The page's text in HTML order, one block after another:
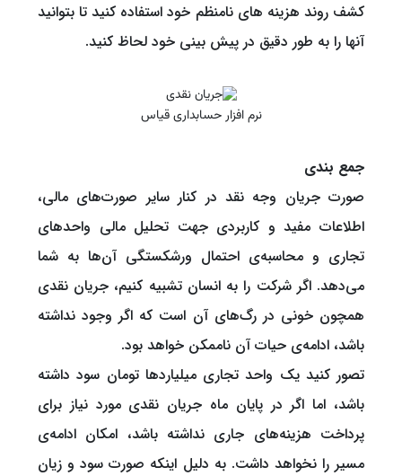
کشف روند هزینه های نامنظم خود استفاده کنید تا بتوانید
آنها را به طور دقیق در پیش بینی خود لحاظ کنید.
نرم افزار حسابداری قیاس
جمع بندی
صورت جریان وجه نقد در کنار سایر صورت‌های مالی،
اطلاعات مفید و کاربردی جهت تحلیل مالی واحدهای
تجاری و محاسبه‌ی احتمال ورشکستگی آن‌ها به شما
می‌دهد. اگر شرکت را به انسان تشبیه کنیم، جریان نقدی
همچون خونی در رگ‌های آن است که اگر وجود نداشته
باشد، ادامه‌ی حیات آن ناممکن خواهد بود.
تصور کنید یک واحد تجاری میلیارد‌ها تومان سود داشته
باشد، اما اگر در پایان ماه جریان نقدی مورد نیاز برای
پرداخت هزینه‌های جاری نداشته باشد، امکان ادامه‌ی
مسیر را نخواهد داشت. به دلیل اینکه صورت سود و زیان